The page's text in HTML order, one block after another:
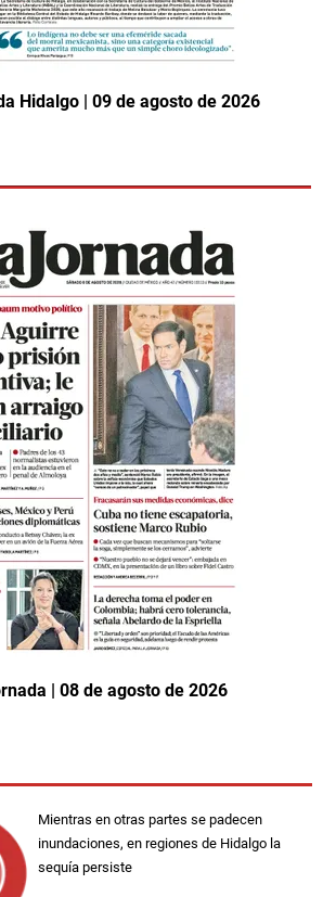
Hidalgo | 09 de agosto de 2026
| 08 de agosto de 2026
Mientras en otras partes se padecen
inundaciones, en regiones de Hidalgo la
sequía persiste